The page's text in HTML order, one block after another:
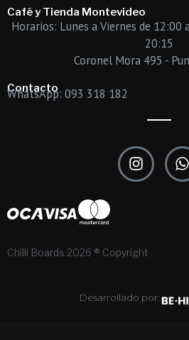
Café y Tienda Montevideo
Horarios: Lunes a Viernes de 12:00
20:15
Coronel Mora 495 -
Contacto
WhatsApp: 093 318 182
Chilli Boards 2026 ® Copyright
I
n
s
a
h
Desarrollado por: